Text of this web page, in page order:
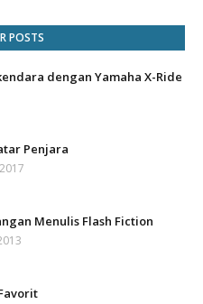
POSTS
dengan Yamaha X-Ride
Penjara
Menulis Flash Fiction